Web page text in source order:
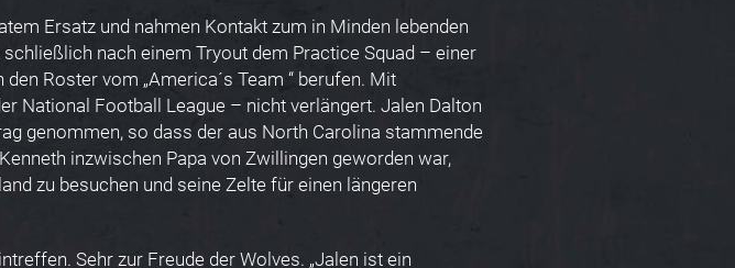
Ersatz und nahmen Kontakt zum in Minden lebenden
nach einem Tryout dem Practice Squad – einer
Roster vom „America´s Team “ berufen. Mit
National Football League – nicht verlängert. Jalen Dalton
genommen, so dass der aus North Carolina stammende
inzwischen Papa von Zwillingen geworden war,
zu besuchen und seine Zelte für einen längeren
Sehr zur Freude der Wolves. „Jalen ist ein